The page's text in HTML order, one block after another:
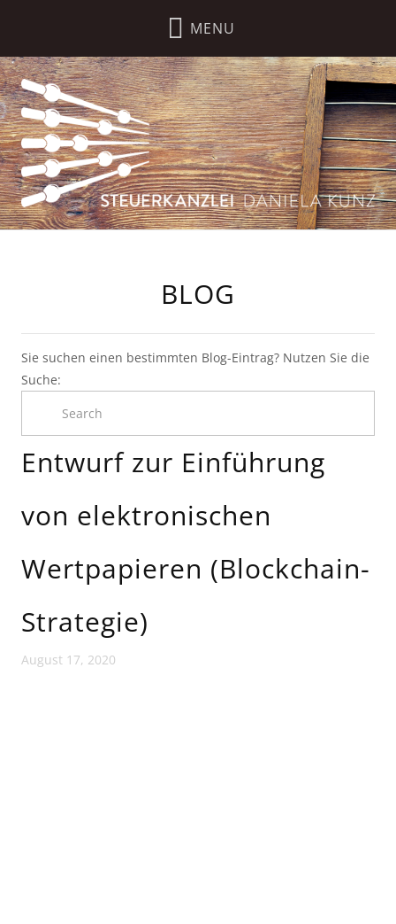
BLOG
Sie suchen einen bestimmten Blog-Eintrag? Nutzen Sie die
Suche:
Entwurf zur Einführung
von elektronischen
Wertpapieren (Blockchain-
Strategie)
August 17, 2020